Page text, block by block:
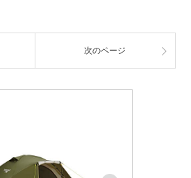
次のページ